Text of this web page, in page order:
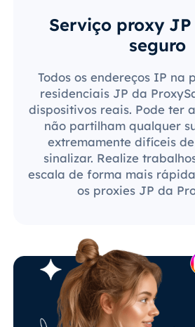
Serviço proxy
seguro
Todos os endereços IP na
residenciais JP da
dispositivos reais. Pode ter
não partilham qualquer
extremamente difíceis
sinalizar. Realize
escala de forma mais
os proxies JP da